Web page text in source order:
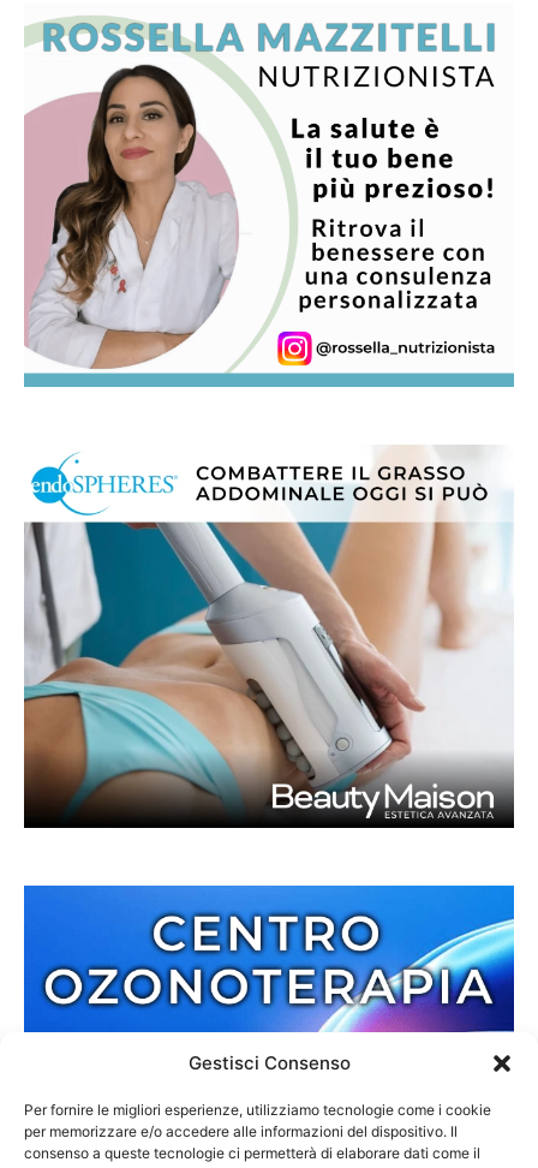
Gestisci Consenso
Per fornire le migliori esperienze, utilizziamo tecnologie come i cookie
per memorizzare e/o accedere alle informazioni del dispositivo. Il
consenso a queste tecnologie ci permetterà di elaborare dati come il